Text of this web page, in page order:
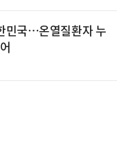
민국…온열질환자 누